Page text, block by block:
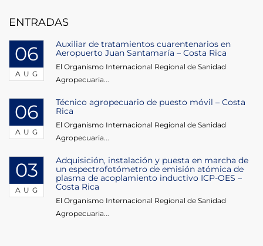
ENTRADAS
06
AUG
Auxiliar de tratamientos cuarentenarios en
Aeropuerto Juan Santamaría – Costa Rica
El Organismo Internacional Regional de Sanidad
Agropecuaria...
06
AUG
Técnico agropecuario de puesto móvil – Costa
Rica
El Organismo Internacional Regional de Sanidad
Agropecuaria...
03
AUG
Adquisición, instalación y puesta en marcha de
un espectrofotómetro de emisión atómica de
plasma de acoplamiento inductivo ICP-OES –
Costa Rica
El Organismo Internacional Regional de Sanidad
Agropecuaria...